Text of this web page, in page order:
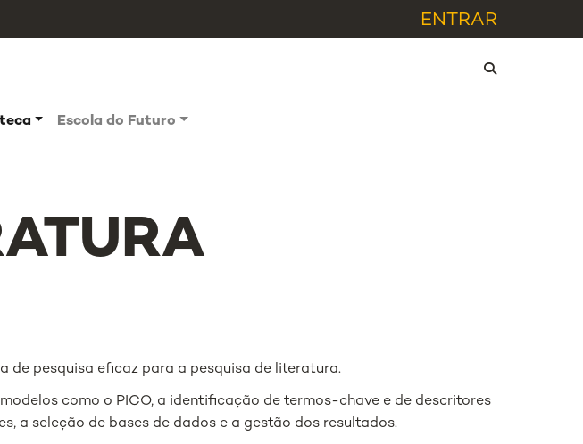
ENTRAR
Escola do Futuro
de pesquisa eficaz para a pesquisa de literatura.
como o PICO, a identificação de termos-chave e de descritores
a seleção de bases de dados e a gestão dos resultados.